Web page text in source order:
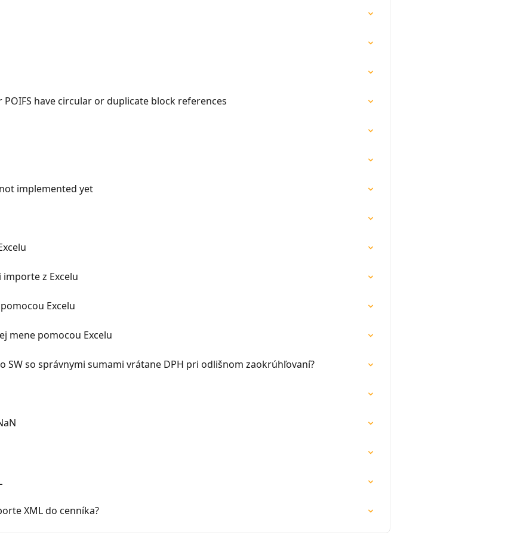
have circular or duplicate block references
implemented yet
z Excelu
Excelu
mene pomocou Excelu
SW so správnymi sumami vrátane DPH pri odlišnom zaokrúhľovaní?
XML do cenníka?